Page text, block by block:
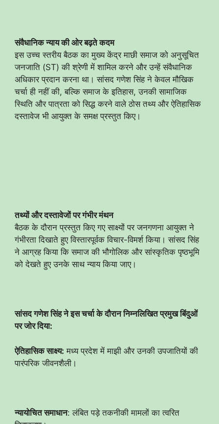
संवैधानिक न्याय की ओर बढ़ते कदम
​इस उच्च स्तरीय बैठक का मुख्य केंद्र माछी समाज को अनुसूचित
जनजाति (ST) की श्रेणी में शामिल करने और उन्हें संवैधानिक
अधिकार प्रदान करना था। सांसद गणेश सिंह ने केवल मौखिक
चर्चा ही नहीं की, बल्कि समाज के इतिहास, उनकी सामाजिक
स्थिति और पात्रता को सिद्ध करने वाले ठोस तथ्य और ऐतिहासिक
दस्तावेज भी आयुक्त के समक्ष प्रस्तुत किए।
तथ्यों और दस्तावेजों पर गंभीर मंथन
​बैठक के दौरान प्रस्तुत किए गए साक्ष्यों पर जनगणना आयुक्त ने
गंभीरता दिखाते हुए विस्तारपूर्वक विचार-विमर्श किया। सांसद सिंह
ने आग्रह किया कि समाज की भौगोलिक और सांस्कृतिक पृष्ठभूमि
को देखते हुए उनके साथ न्याय किया जाए।
सांसद गणेश सिंह ने इस चर्चा के दौरान निम्नलिखित प्रमुख बिंदुओं
पर जोर दिया:
ऐतिहासिक साक्ष्य: मध्य प्रदेश में माझी और उनकी उपजातियों की
पारंपरिक जीवनशैली।
न्यायोचित समाधान: लंबित पड़े तकनीकी मामलों का त्वरित